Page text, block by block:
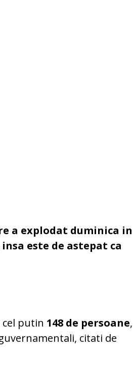
a explodat duminica in
este de astepat ca
cel putin 148 de persoane
citati de